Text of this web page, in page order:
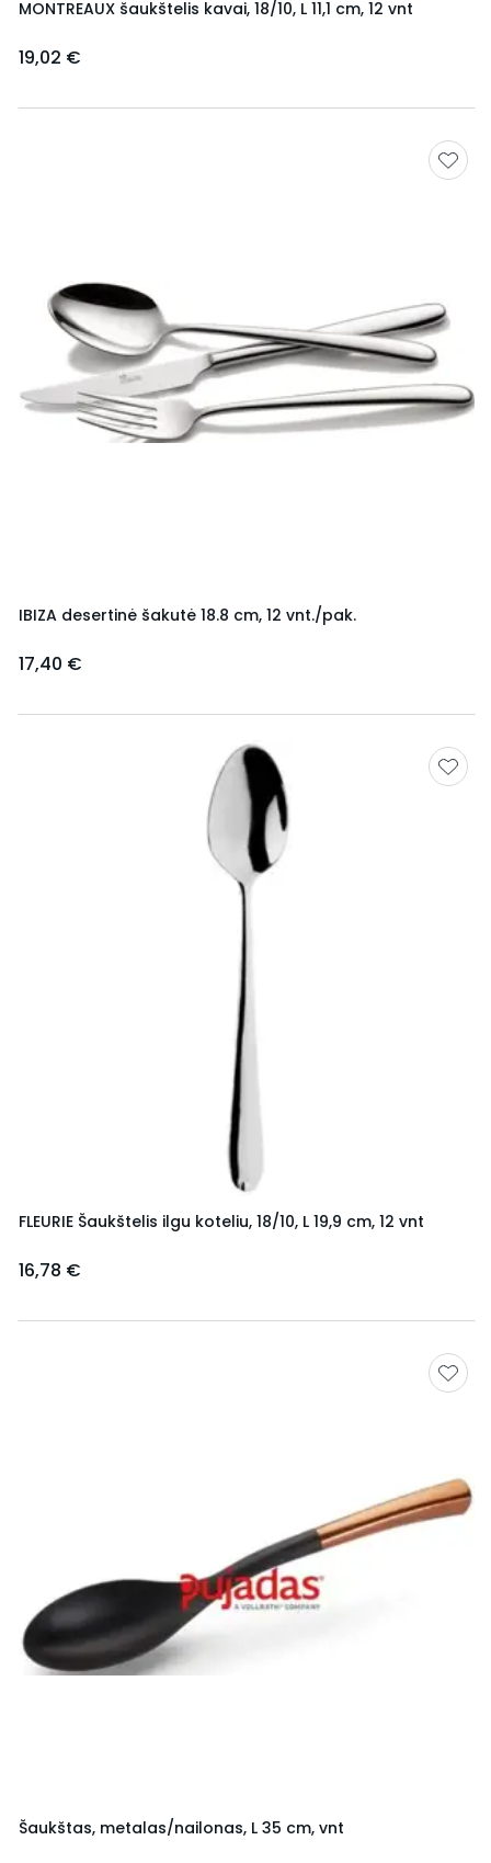
MONTREAUX šaukštelis kavai, 18/10, L 11,1 cm, 12 vnt
19,02 €
IBIZA desertinė šakutė 18.8 cm, 12 vnt./pak.
17,40 €
FLEURIE Šaukštelis ilgu koteliu, 18/10, L 19,9 cm, 12 vnt
16,78 €
Šaukštas, metalas/nailonas, L 35 cm, vnt